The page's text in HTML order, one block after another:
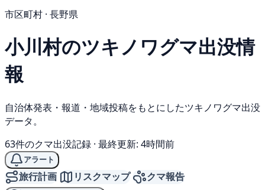
市区町村 · 長野県
小川村のツキノワグマ出没情
報
自治体発表・報道・地域投稿をもとにしたツキノワグマ出没
データ。
63件のクマ出没記録 · 最終更新: 4時間前
アラート
旅行計画 リスクマップ クマ報告